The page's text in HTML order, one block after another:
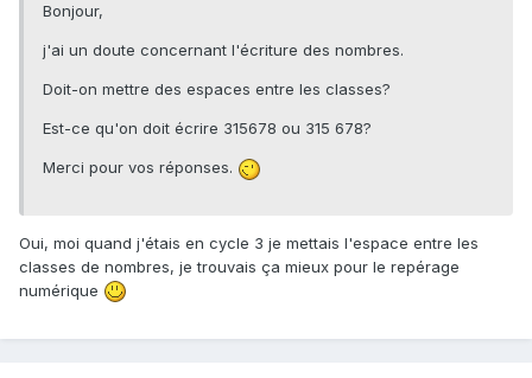
Bonjour,
j'ai un doute concernant l'écriture des nombres.
Doit-on mettre des espaces entre les classes?
Est-ce qu'on doit écrire 315678 ou 315 678?
Merci pour vos réponses.
Oui, moi quand j'étais en cycle 3 je mettais l'espace entre les
classes de nombres, je trouvais ça mieux pour le repérage
numérique